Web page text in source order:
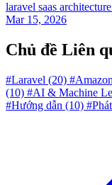
laravel saas architecture
Mar 15, 2026
Chủ đề Liên
#Laravel (20)
(10) #AI & Machine
#Hướng dẫn (10)